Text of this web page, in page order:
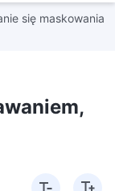
się maskowania